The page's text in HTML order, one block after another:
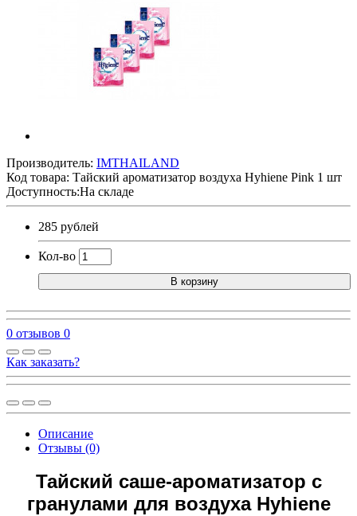
Производитель: IMTHAILAND
Код товара: Тайский ароматизатор воздуха Hyhiene Pink 1 шт
Доступность:На складе
285 рублей
Кол-во
В корзину
0 отзывов 0
Как заказать?
Описание
Отзывы (0)
Тайский саше-ароматизатор с
гранулами для воздуха Hyhiene